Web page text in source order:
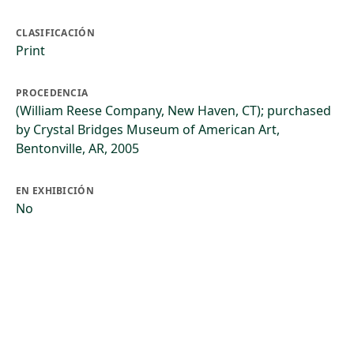
CLASIFICACIÓN
Print
PROCEDENCIA
(William Reese Company, New Haven, CT); purchased
by Crystal Bridges Museum of American Art,
Bentonville, AR, 2005
EN EXHIBICIÓN
No